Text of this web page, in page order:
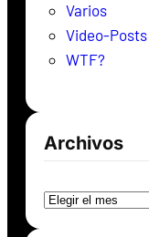
Varios
Video-Posts
WTF?
Archivos